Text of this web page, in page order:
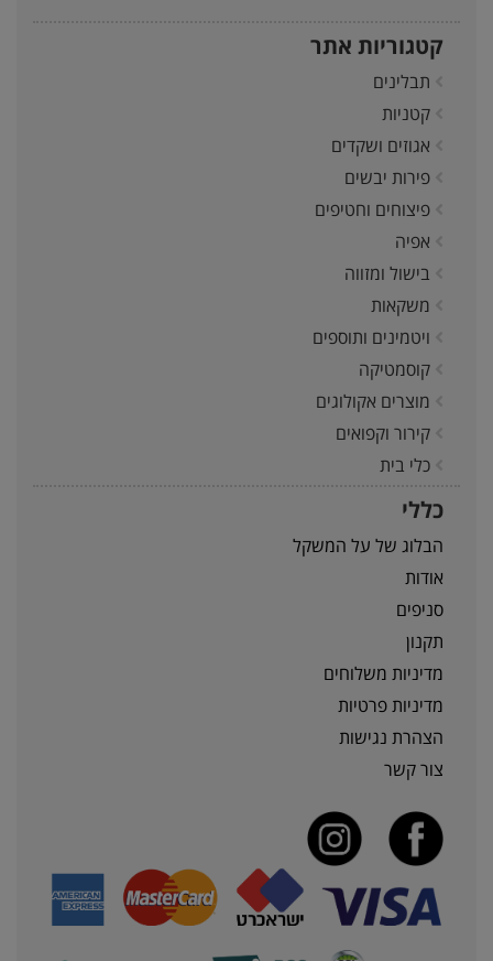
קטגוריות אתר
תבלינים
קטניות
אגוזים ושקדים
פירות יבשים
פיצוחים וחטיפים
אפיה
בישול ומזווה
משקאות
ויטמינים ותוספים
קוסמטיקה
מוצרים אקולוגים
קירור וקפואים
כלי בית
כללי
הבלוג של על המשקל
אודות
סניפים
תקנון
מדיניות משלוחים
מדיניות פרטיות
הצהרת נגישות
צור קשר